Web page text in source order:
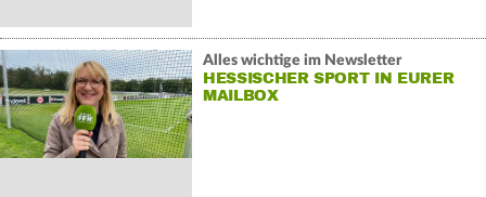
Alles wichtige im Newsletter
HESSISCHER SPORT IN EURER
MAILBOX